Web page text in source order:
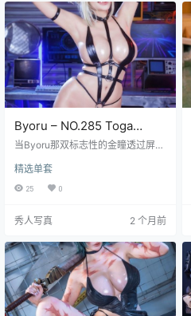
的红色紧身衣，那布料仿佛第二层
肌肤般贴合，勾勒出令人屏息的曲
线，而腿上那双惹眼的红色吊带
袜，配上锐利…
Byoru – NO.285 Toga
Himiko[82P29V-3.85GB]
当Byoru那双标志性的金瞳透过屏幕
里那个痴迷鲜血的病娇少女渡我被
身子真的撕裂了次元壁。这组NO.28
态影像塞满了3.85GB空间，每一帧
看她裹在标志性的黑色紧身衣里，
那些绷带缠绕的腿部线条在学院制
服下若隐若现的危险张力，手里攥
着的染血匕首道具闪着寒光，配上
嘴角那抹神经…
精选单套
25 0
秀人写真 2 个月前